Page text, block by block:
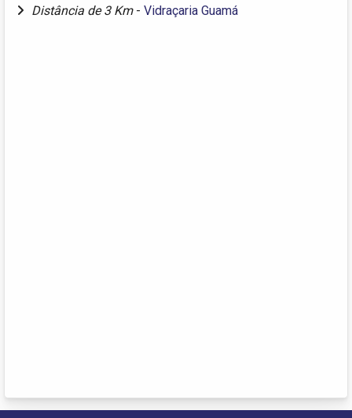
Distância de 3 Km - Vidraçaria Guamá